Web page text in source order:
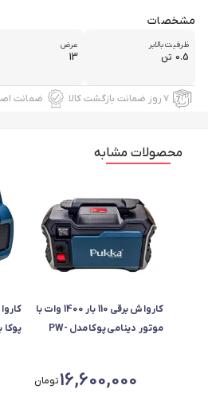
مشخصات
ظرفیت بالابر
0.5 تن
عرض
13
۷ روز ضمانت بازگشت کالا ضمانت
محصولات مشابه
کارواش برقی 110 بار 1400 وات با
موتور دینامی پوکا مدل PW-
16,600,000تومان
پوکا